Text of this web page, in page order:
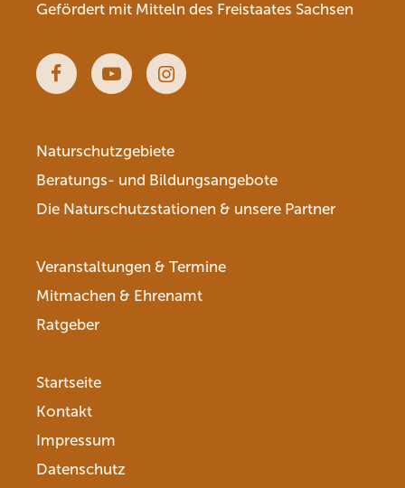
Gefördert mit Mitteln des Freistaates Sachsen
FacebookYoutubeInstagram
Naturschutzgebiete
Beratungs- und Bildungsangebote
Die Naturschutzstationen & unsere Partner
Veranstaltungen & Termine
Mitmachen & Ehrenamt
Ratgeber
Startseite
Kontakt
Impressum
Datenschutz